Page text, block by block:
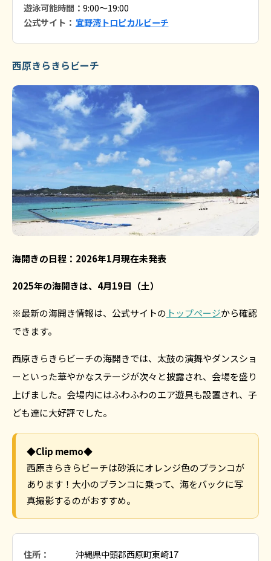
遊泳可能時間： 9:00～19:00
公式サイト： 宜野湾トロピカルビーチ
西原きらきらビーチ
海開きの日程：2026年1月現在未発表
2025年の海開きは、4月19日（土）
※最新の海開き情報は、公式サイトの トップページから確認
できます。
西原きらきらビーチの海開きでは、太鼓の演舞やダンスショ
ーといった華やかなステージが次々と披露され、会場を盛り
上げました。会場内にはふわふわのエア遊具も設置され、子
ども達に大好評でした。
◆Clip memo◆
西原きらきらビーチは砂浜にオレンジ色のブランコが
あります！大小のブランコに乗って、海をバックに写
真撮影するのがおすすめ。
住所：
沖縄県中頭郡西原町東崎17